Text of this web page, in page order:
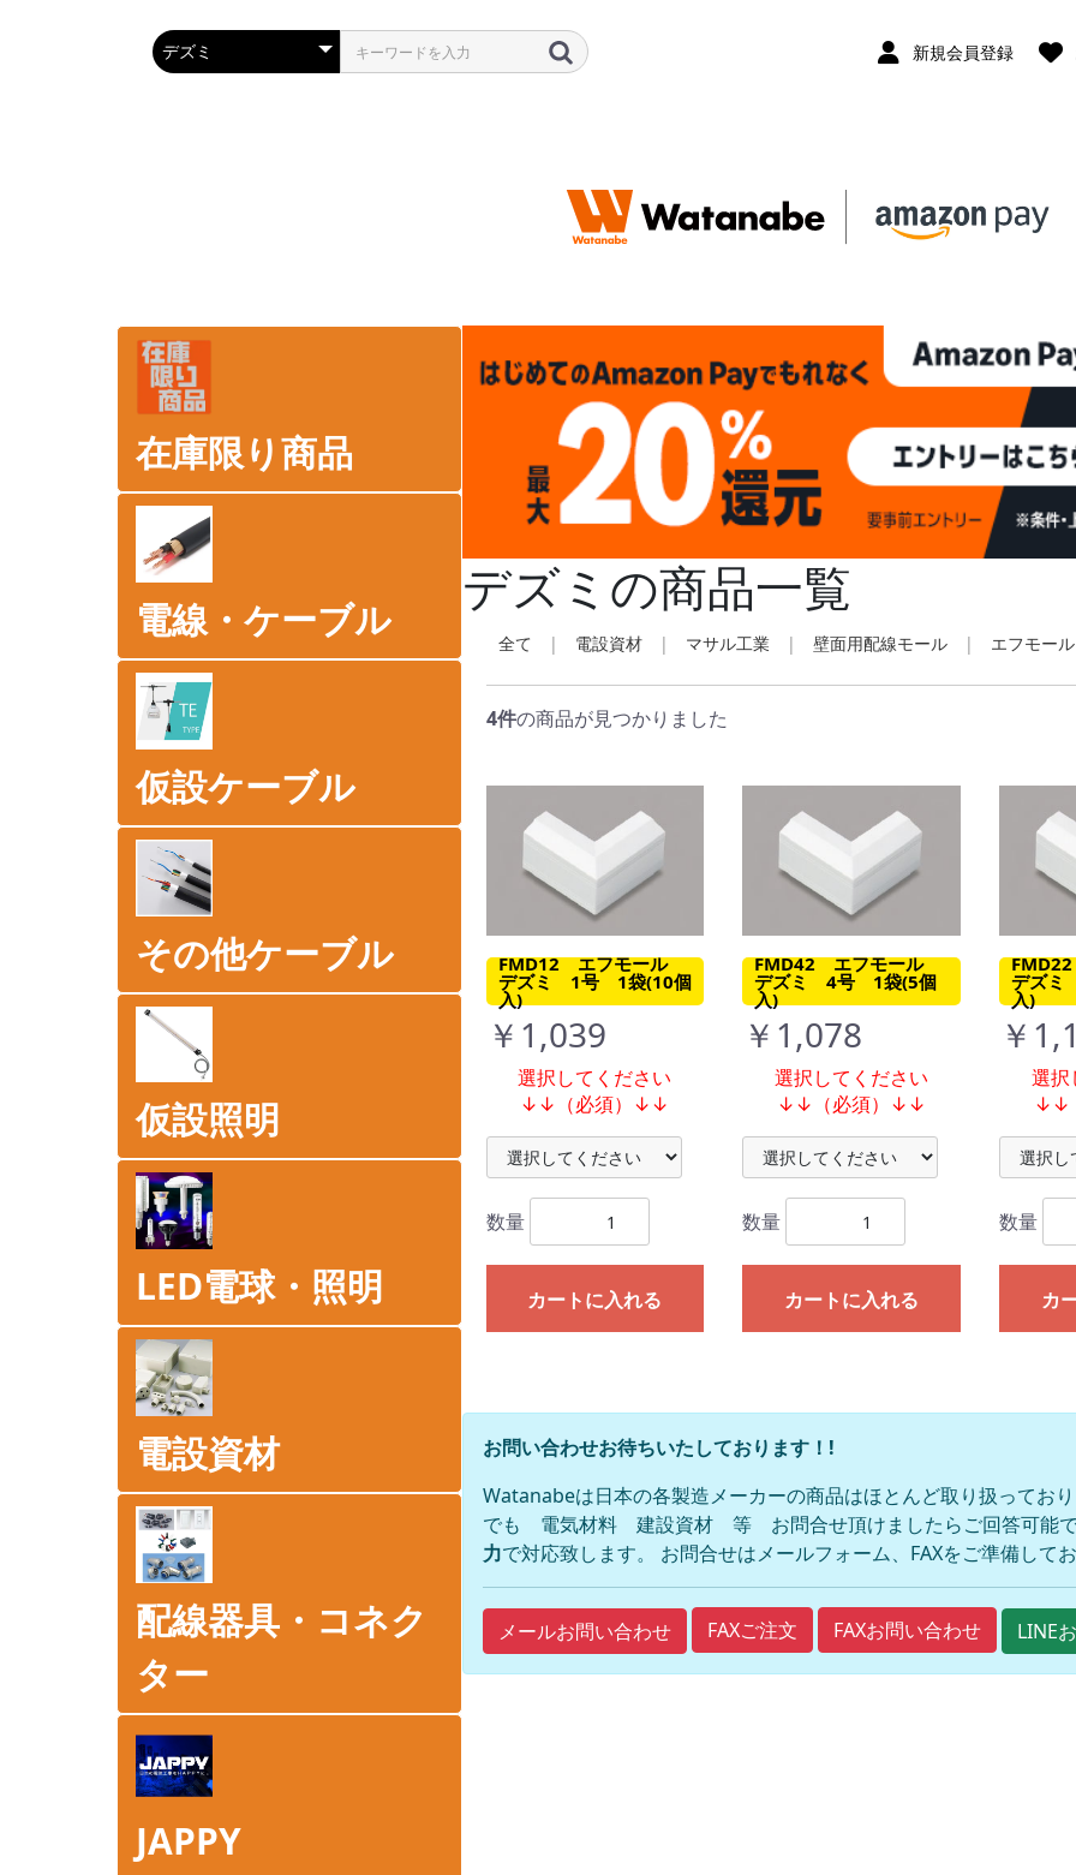
新規会員登録
在庫限り商品
電線・ケーブル
仮設ケーブル
その他ケーブル
仮設照明
LED電球・照明
電設資材
配線器具・コネク
ター
JAPPY
デズミの商品一覧
全て | 電設資材 | マサル工業 | 壁面用配線モール | エフモール
4件の商品が見つかりました
FMD12 エフモール
デズミ 1号 1袋(10個
入)
￥1,039
選択してください
↓↓（必須）↓↓
数量
カートに入れる
FMD42 エフモール
デズミ 4号 1袋(5個
入)
￥1,078
選択してください
↓↓（必須）↓↓
数量
カートに入れる
デズ
入)
￥
選択
↓↓
数量
カ
お問い合わせお待ちいたしております！!
Watanabeは日本の各製造メーカーの商品はほとんど取り扱ってお
でも 電気材料 建設資材 等 お問合せ頂けましたらご回答可能で
力で対応致します。 お問合せはメールフォーム、FAXをご準備してお
メールお問い合わせ FAXご注文 FAXお問い合わせ LINE